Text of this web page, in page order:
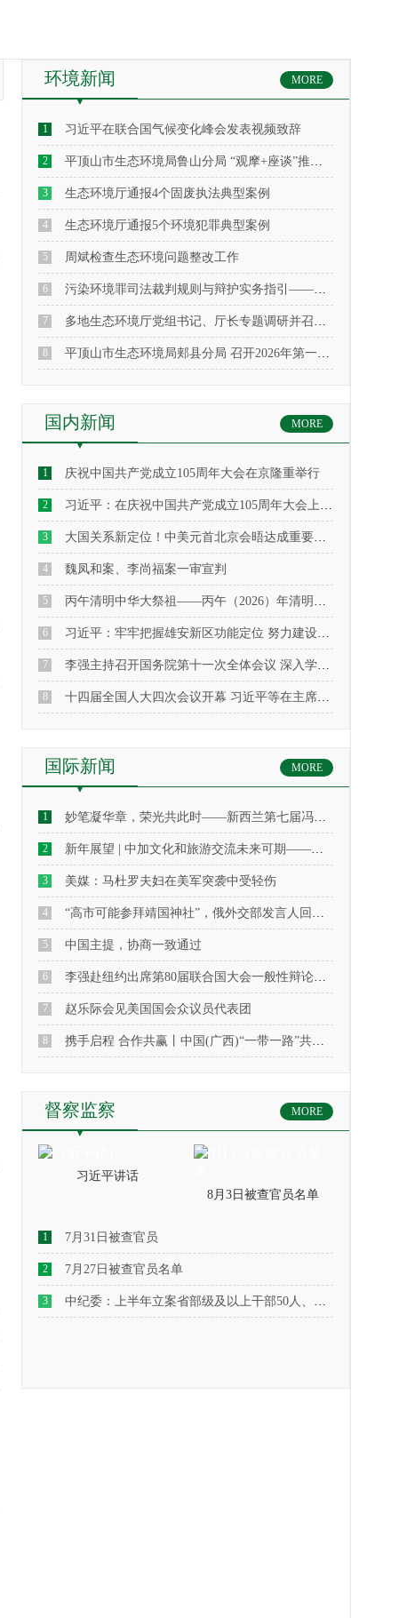
环境新闻 MORE
1 习近平在联合国气候变化峰会发表视频致辞
2 平顶山市生态环境局鲁山分局 “观摩+座谈”推进行业治理提档升级
3 生态环境厅通报4个固废执法典型案例
4 生态环境厅通报5个环境犯罪典型案例
5 周斌检查生态环境问题整改工作
6 污染环境罪司法裁判规则与辩护实务指引——基于38起典型刑事案例的深度解析
7 多地生态环境厅党组书记、厅长专题调研并召开会议，保障春节期间大气环境质量
8 平顶山市生态环境局郏县分局 召开2026年第一次环保法律法规宣讲
国内新闻 MORE
1 庆祝中国共产党成立105周年大会在京隆重举行
2 习近平：在庆祝中国共产党成立105周年大会上的讲话
3 大国关系新定位！中美元首北京会晤达成重要共识
4 魏凤和案、李尚福案一审宣判
5 丙午清明中华大祭祖——丙午（2026）年清明公祭轩辕黄帝典礼在黄帝陵隆重举行
6 习近平：牢牢把握雄安新区功能定位 努力建设新时代创新高地和推动高质量发展样板
7 李强主持召开国务院第十一次全体会议 深入学习贯彻习近平总书记在全国两会期间的重要讲话精神 对落实国务院2026年重点工作进行部署
8 十四届全国人大四次会议开幕 习近平等在主席台就座
国际新闻 MORE
1 妙笔凝华章，荣光共此时——新西兰第七届冯蕴珂文学奖颁奖典礼侧记
2 新年展望 | 中加文化和旅游交流未来可期——专访中国驻多伦多旅游办事处主任武宁女士
3 美媒：马杜罗夫妇在美军突袭中受轻伤
4 “高市可能参拜靖国神社”，俄外交部发言人回应：建议日本修建“日本军国主义受害者纪念堂”，以此忏悔自身犯下的罪行
5 中国主提，协商一致通过
6 李强赴纽约出席第80届联合国大会一般性辩论及相关高级别活动
7 赵乐际会见美国国会众议员代表团
8 携手启程 合作共赢丨中国(广西)“一带一路”共建国家经贸合作座谈会在南宁成功召开
督察监察 MORE
习近平讲话
8月3日被查官员名单
1 7月31日被查官员
2 7月27日被查官员名单
3 中纪委：上半年立案省部级及以上干部50人、厅局级干部2773人、县处级干部2.3万人、乡科级干部7.5万人